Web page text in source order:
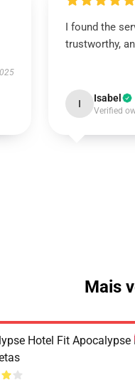
I found the
trustworthy,
I Isabel
Verified
Mais
Hotel Fit Apocalypse